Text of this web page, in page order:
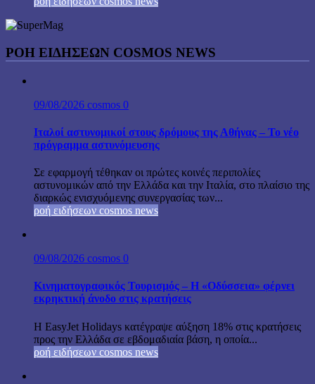
ΡΟΉ ΕΙΔΉΣΕΩΝ COSMOS NEWS
09/08/2026 cosmos 0
Ιταλοί αστυνομικοί στους δρόμους της Αθήνας – Το νέο
πρόγραμμα αστυνόμευσης
Σε εφαρμογή τέθηκαν οι πρώτες κοινές περιπολίες
αστυνομικών από την Ελλάδα και την Ιταλία, στο πλαίσιο της
διαρκώς ενισχυόμενης συνεργασίας των...
ροή ειδήσεων cosmos news
09/08/2026 cosmos 0
Κινηματογραφικός Τουρισμός – Η «Οδύσσεια» φέρνει
εκρηκτική άνοδο στις κρατήσεις
Η EasyJet Holidays κατέγραψε αύξηση 18% στις κρατήσεις
προς την Ελλάδα σε εβδομαδιαία βάση, η οποία...
ροή ειδήσεων cosmos news